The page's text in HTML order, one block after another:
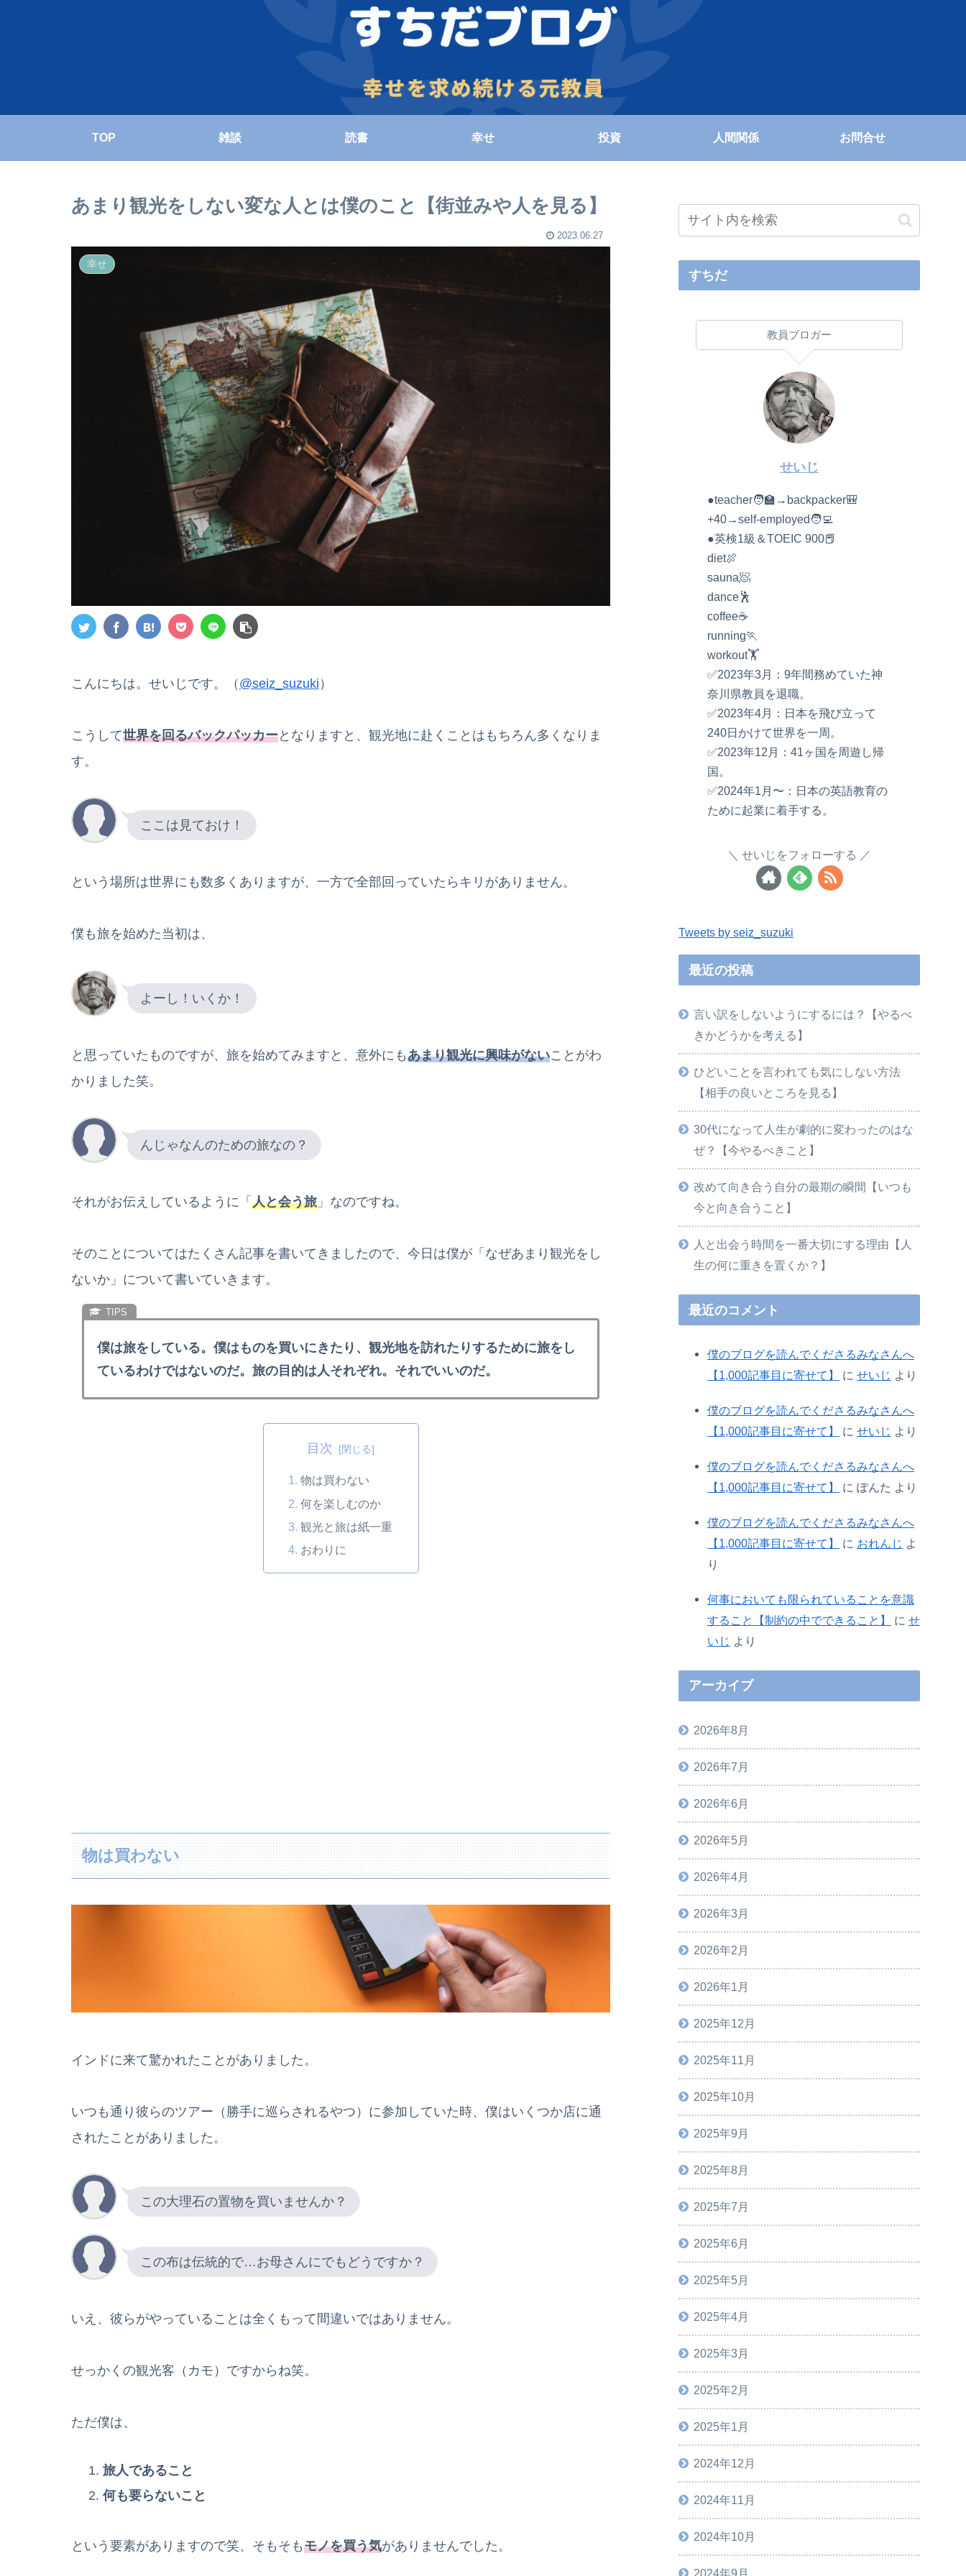
TOP 雑談 読書 幸せ 投資 人間関係 お問合せ
あまり観光をしない変な人とは僕のこと【街並みや人を見る】
2023.06.27
幸せ
こんにちは。せいじです。（ @seiz_suzuki ）
こうして世界を回るバックパッカーとなりますと、観光地に赴くことはもちろん多くなりま
す。
ここは見ておけ！
という場所は世界にも数多くありますが、一方で全部回っていたらキリがありません。
僕も旅を始めた当初は、
よーし！いくか！
と思っていたものですが、旅を始めてみますと、意外にもあまり観光に興味がないことがわ
かりました笑。
んじゃなんのための旅なの？
それがお伝えしているように「 人と会う旅 」なのですね。
そのことについてはたくさん記事を書いてきましたので、今日は僕が「なぜあまり観光をし
ないか」について書いていきます。
僕は旅をしている。僕はものを買いにきたり、観光地を訪れたりするために旅をし
ているわけではないのだ。旅の目的は人それぞれ。それでいいのだ。
目次
物は買わない
何を楽しむのか
観光と旅は紙一重
おわりに
物は買わない
インドに来て驚かれたことがありました。
いつも通り彼らのツアー（勝手に巡らされるやつ）に参加していた時、僕はいくつか店に通
されたことがありました。
この大理石の置物を買いませんか？
この布は伝統的で…お母さんにでもどうですか？
いえ、彼らがやっていることは全くもって間違いではありません。
せっかくの観光客（カモ）ですからね笑。
ただ僕は、
旅人であること
何も要らないこと
という要素がありますので笑、そもそもモノを買う気がありませんでした。
すちだ
教員ブロガー
せいじ
●teacher🧑‍🏫→backpacker🎒
+40→self-employed🧑‍💻
●英検1級＆TOEIC 900📕
diet🍖
sauna🧖
dance🕺
coffee☕️
running🏃
workout🏋️
✅2023年3月：9年間務めていた神
奈川県教員を退職。
✅2023年4月：日本を飛び立って
240日かけて世界を一周。
✅2023年12月：41ヶ国を周遊し帰
国。
✅2024年1月〜：日本の英語教育の
ために起業に着手する。
せいじをフォローする
Tweets by seiz_suzuki
最近の投稿
言い訳をしないようにするには？【やるべ
きかどうかを考える】
ひどいことを言われても気にしない方法
【相手の良いところを見る】
30代になって人生が劇的に変わったのはな
ぜ？【今やるべきこと】
改めて向き合う自分の最期の瞬間【いつも
今と向き合うこと】
人と出会う時間を一番大切にする理由【人
生の何に重きを置くか？】
最近のコメント
僕のブログを読んでくださるみなさんへ
【1,000記事目に寄せて】
に せいじ より
僕のブログを読んでくださるみなさんへ
【1,000記事目に寄せて】
に せいじ より
僕のブログを読んでくださるみなさんへ
【1,000記事目に寄せて】
に ぽんた より
僕のブログを読んでくださるみなさんへ
【1,000記事目に寄せて】
に おれんじ よ
り
何事においても限られていることを意識
すること【制約の中でできること】
に せ
いじ より
アーカイブ
2026年8月
2026年7月
2026年6月
2026年5月
2026年4月
2026年3月
2026年2月
2026年1月
2025年12月
2025年11月
2025年10月
2025年9月
2025年8月
2025年7月
2025年6月
2025年5月
2025年4月
2025年3月
2025年2月
2025年1月
2024年12月
2024年11月
2024年10月
2024年9月